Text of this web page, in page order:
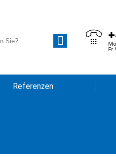
Fr
Referenzen